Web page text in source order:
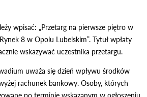
wpisać: „Przetarg na pierwsze piętro w
8 w Opolu Lubelskim”. Tytuł wpłaty
wskazywać uczestnika przetargu.
uważa się dzień wpływu środków
rachunek bankowy. Osoby, których
po terminie wskazanym w ogłoszeniu